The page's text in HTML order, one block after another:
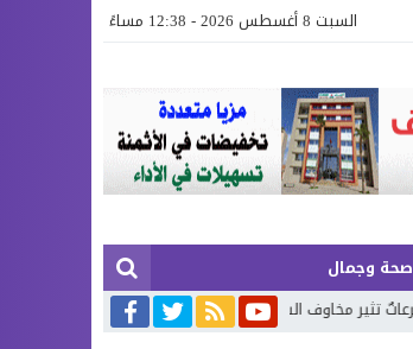
السبت 8 أغسطس 2026 - 12:38 مساءً
صحة وجمال
“عَجِبْتُ لَكَ يا زَمَن”… الجزء الخامس: صرخة شعرية تستنطق